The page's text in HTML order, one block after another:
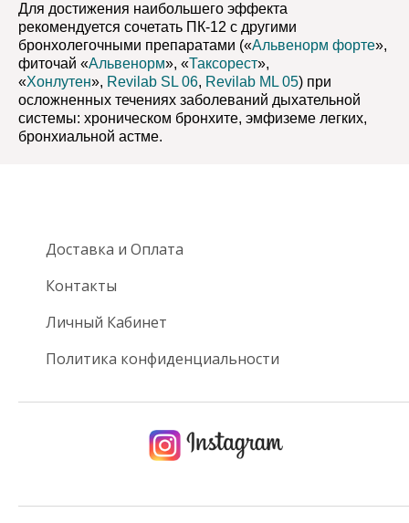
Для достижения наибольшего эффекта
рекомендуется сочетать ПК-12 с другими
бронхолегочными препаратами («Альвенорм форте»,
фиточай «Альвенорм», «Таксорест»,
«Хонлутен», Revilab SL 06, Revilab ML 05) при
осложненных течениях заболеваний дыхательной
системы: хроническом бронхите, эмфиземе легких,
бронхиальной астме.
Доставка и Оплата
Контакты
Личный Кабинет
Политика конфиденциальности